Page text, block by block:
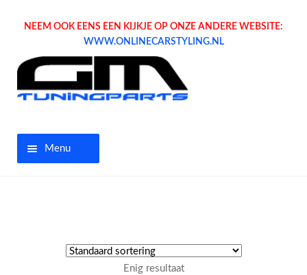
NEEM OOK EENS EEN KIJKJE OP ONZE ANDERE WEBSITE:
WWW.ONLINECARSTYLING.NL
Menu
Enig resultaat